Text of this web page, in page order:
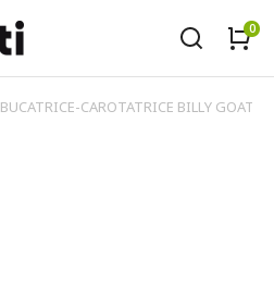
BUCATRICE-CAROTATRICE BILLY GOAT